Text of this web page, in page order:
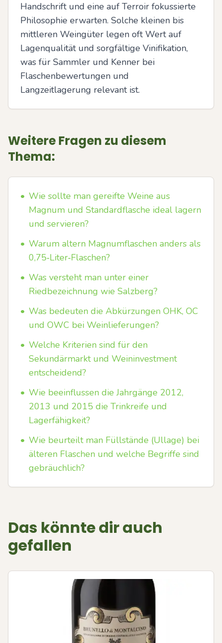
Handschrift und eine auf Terroir fokussierte
Philosophie erwarten. Solche kleinen bis
mittleren Weingüter legen oft Wert auf
Lagenqualität und sorgfältige Vinifikation,
was für Sammler und Kenner bei
Flaschenbewertungen und
Langzeitlagerung relevant ist.
Weitere Fragen zu diesem
Thema:
• Wie sollte man gereifte Weine aus
Magnum und Standardflasche ideal lagern
und servieren?
• Warum altern Magnumflaschen anders als
0,75‑Liter‑Flaschen?
• Was versteht man unter einer
Riedbezeichnung wie Salzberg?
• Was bedeuten die Abkürzungen OHK, OC
und OWC bei Weinlieferungen?
• Welche Kriterien sind für den
Sekundärmarkt und Weininvestment
entscheidend?
• Wie beeinflussen die Jahrgänge 2012,
2013 und 2015 die Trinkreife und
Lagerfähigkeit?
• Wie beurteilt man Füllstände (Ullage) bei
älteren Flaschen und welche Begriffe sind
gebräuchlich?
Das könnte dir auch
gefallen